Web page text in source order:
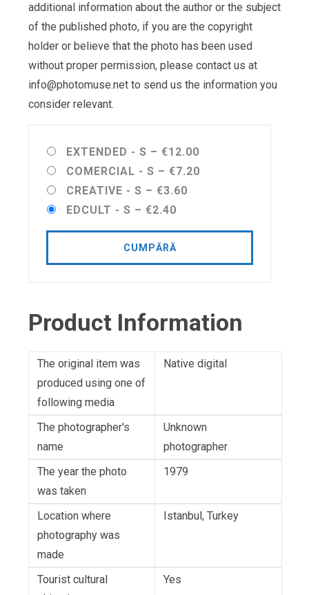
additional information about the author or the subject
of the published photo, if you are the copyright
holder or believe that the photo has been used
without proper permission, please contact us at
info@photomuse.net to send us the information you
consider relevant.
EXTENDED - S – €12.00
COMERCIAL - S – €7.20
CREATIVE - S – €3.60
EDCULT - S – €2.40
CUMPĂRĂ
Product Information
The original item was
produced using one of
following media
Native digital
The photographer's
name
Unknown
photographer
The year the photo
was taken
1979
Location where
photography was
made
Istanbul, Turkey
Tourist cultural
Yes